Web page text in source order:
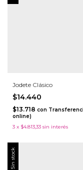
Jodete Clásico
$14.440
$13.718 con
online)
3 x $4.813,33 sin interés
Sin stock